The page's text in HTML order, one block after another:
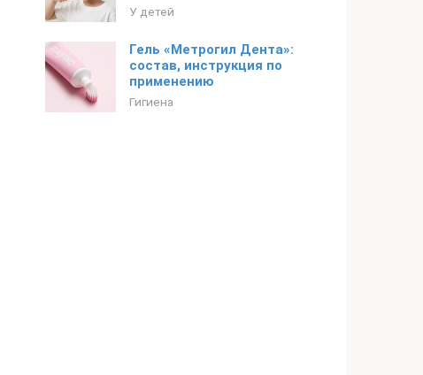
У детей
Гель «Метрогил Дента»:
состав, инструкция по
применению
Гигиена